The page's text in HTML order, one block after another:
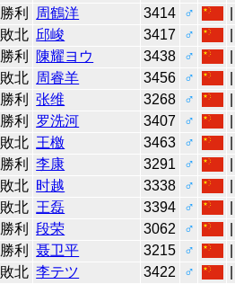
勝利 周鶴洋 3414 ♂
敗北 邱峻 3417 ♂
勝利 陳耀ヨウ 3438 ♂
敗北 周睿羊 3456 ♂
勝利 张维 3268 ♂
勝利 罗洗河 3407 ♂
敗北 王檄 3463 ♂
勝利 李康 3291 ♂
敗北 时越 3338 ♂
敗北 王磊 3394 ♂
勝利 段荣 3062 ♂
勝利 聂卫平 3215 ♂
敗北 李テツ 3422 ♂